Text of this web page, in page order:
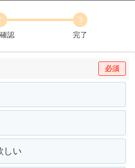
認
3
完了
必須
しい